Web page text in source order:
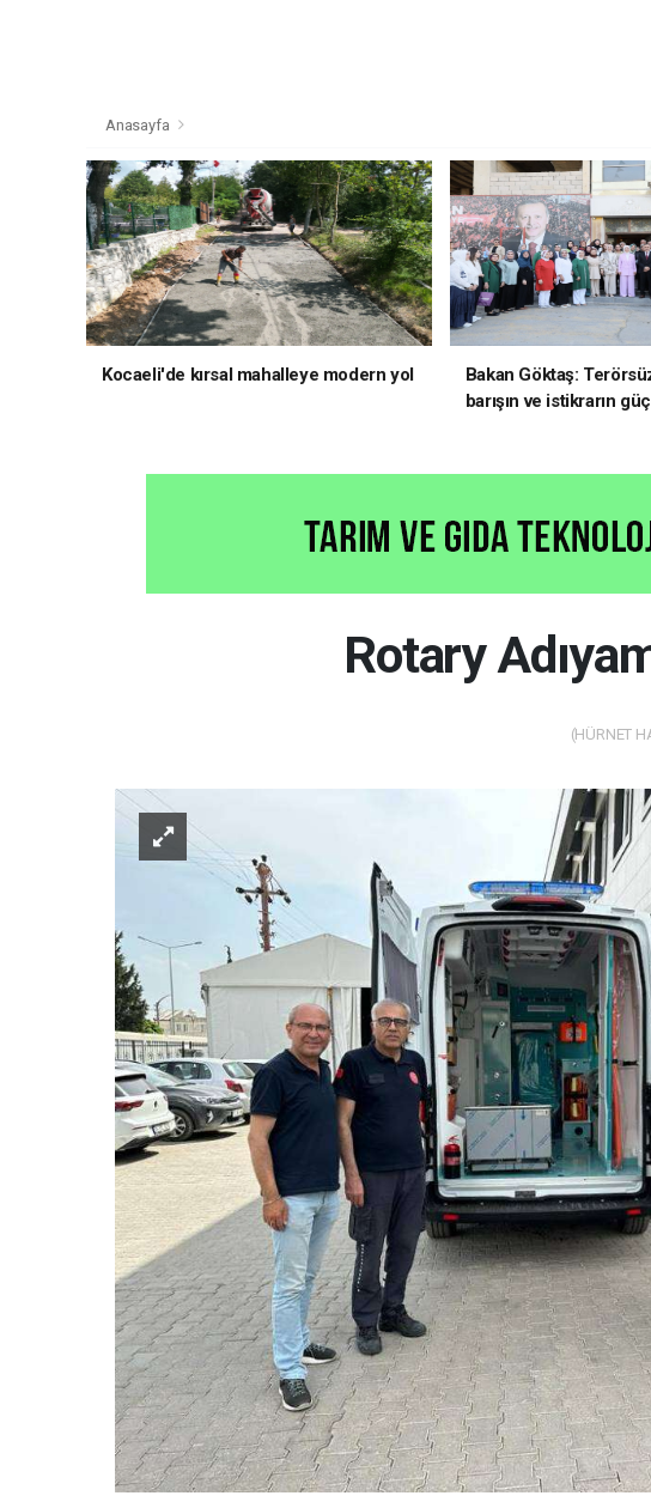
Anasayfa
Kocaeli'de kırsal mahalleye modern yol
Bakan Göktaş:
barışın ve istikrarın
Rotary
(HÜRNET